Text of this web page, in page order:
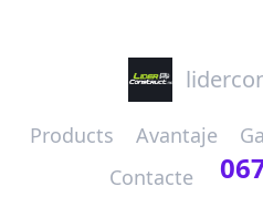
Products Avantaje
Contacte